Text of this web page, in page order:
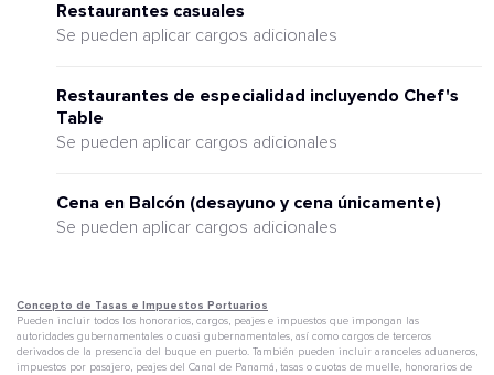
Restaurantes casuales
Se pueden aplicar cargos adicionales
Restaurantes de especialidad incluyendo Chef's
Table
Se pueden aplicar cargos adicionales
Cena en Balcón (desayuno y cena únicamente)
Se pueden aplicar cargos adicionales
Concepto de Tasas e Impuestos Portuarios
Pueden incluir todos los honorarios, cargos, peajes e impuestos que impongan las
autoridades gubernamentales o cuasi gubernamentales, así como cargos de terceros
derivados de la presencia del buque en puerto. También pueden incluir aranceles aduaneros,
impuestos por pasajero, peajes del Canal de Panamá, tasas o cuotas de muelle, honorarios de